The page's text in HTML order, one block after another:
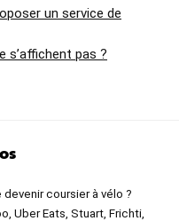
un service de
s’affichent pas ?
devenir coursier à vélo ?
Uber Eats, Stuart, Frichti,